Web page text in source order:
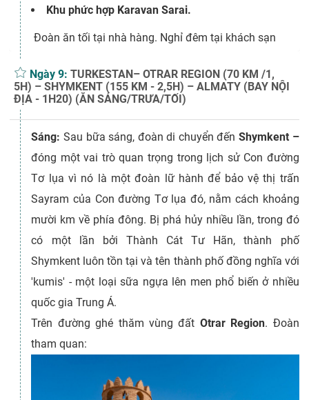
Khu phức hợp Karavan Sarai.
Đoàn ăn tối tại nhà hàng. Nghỉ đêm tại khách sạn
Ngày 9:TURKESTAN– OTRAR REGION (70 KM /1,
5H) – SHYMKENT (155 KM - 2,5H) – ALMATY (BAY NỘI
ĐỊA - 1H20) (ĂN SÁNG/TRƯA/TỐI)
Sáng: Sau bữa sáng, đoàn di chuyển đến Shymkent –
đóng một vai trò quan trọng trong lịch sử Con đường
Tơ lụa vì nó là một đoàn lữ hành để bảo vệ thị trấn
Sayram của Con đường Tơ lụa đó, nằm cách khoảng
mười km về phía đông. Bị phá hủy nhiều lần, trong đó
có một lần bởi Thành Cát Tư Hãn, thành phố
Shymkent luôn tồn tại và tên thành phố đồng nghĩa với
'kumis' - một loại sữa ngựa lên men phổ biến ở nhiều
quốc gia Trung Á.
Trên đường ghé thăm vùng đất Otrar Region. Đoàn
tham quan: